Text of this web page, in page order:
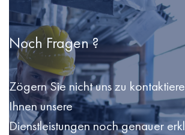
Noch Fragen ?
Zögern Sie nicht uns zu
Ihnen unsere
Dienstleistungen noch genauer